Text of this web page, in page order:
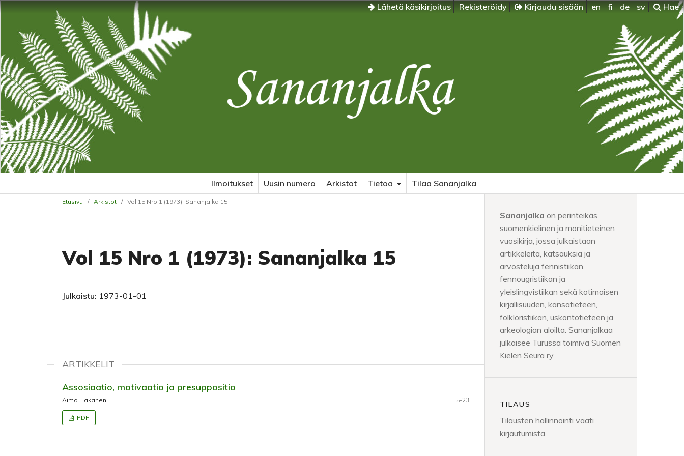
Lähetä käsikirjoitus Rekisteröidy Kirjaudu sisään en fi de sv Hae
Ilmoitukset Uusin numero Arkistot Tietoa Tilaa Sananjalka
Etusivu / Arkistot / Vol 15 Nro 1 (1973): Sananjalka 15
Vol 15 Nro 1 (1973): Sananjalka 15
Julkaistu: 1973-01-01
ARTIKKELIT
Assosiaatio, motivaatio ja presuppositio
Aimo Hakanen 5-23
PDF
Sananjalka on perinteikäs,
suomenkielinen ja monitieteinen
vuosikirja, jossa julkaistaan
artikkeleita, katsauksia ja
arvosteluja fennistiikan,
fennougristiikan ja
yleislingvistiikan sekä kotimaisen
kirjallisuuden, kansatieteen,
folkloristiikan, uskontotieteen ja
arkeologian aloilta. Sananjalkaa
julkaisee Turussa toimiva Suomen
Kielen Seura ry.
TILAUS
Tilausten hallinnointi vaati
kirjautumista.